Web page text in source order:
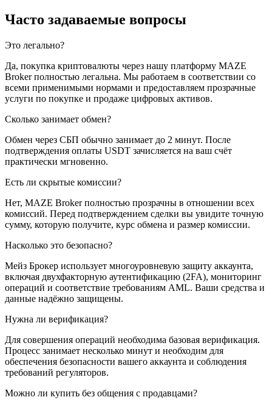
Часто задаваемые вопросы
Это легально?
Да, покупка криптовалюты через нашу платформу MAZE
Broker полностью легальна. Мы работаем в соответствии со
всеми применимыми нормами и предоставляем прозрачные
услуги по покупке и продаже цифровых активов.
Сколько занимает обмен?
Обмен через СБП обычно занимает до 2 минут. После
подтверждения оплаты USDT зачисляется на ваш счёт
практически мгновенно.
Есть ли скрытые комиссии?
Нет, MAZE Broker полностью прозрачны в отношении всех
комиссий. Перед подтверждением сделки вы увидите точную
сумму, которую получите, курс обмена и размер комиссии.
Насколько это безопасно?
Мейз Брокер использует многоуровневую защиту аккаунта,
включая двухфакторную аутентификацию (2FA), мониторинг
операций и соответствие требованиям AML. Ваши средства и
данные надёжно защищены.
Нужна ли верификация?
Для совершения операций необходима базовая верификация.
Процесс занимает несколько минут и необходим для
обеспечения безопасности вашего аккаунта и соблюдения
требований регуляторов.
Можно ли купить без общения с продавцами?